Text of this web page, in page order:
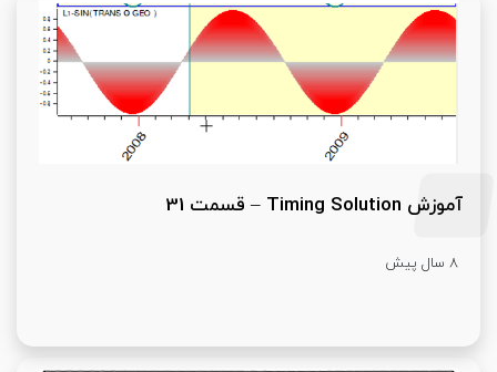
آموزش Timing Solution – قسمت 31
8 سال پیش